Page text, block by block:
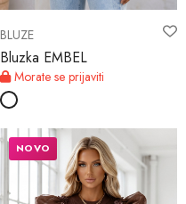
BLUZE
Bluzka EMBEL
Morate se prijaviti
NOVO